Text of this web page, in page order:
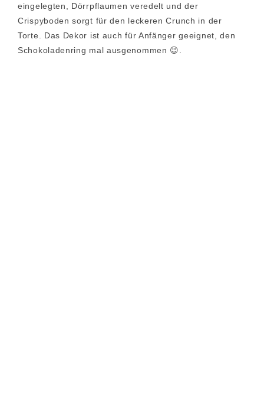
eingelegten, Dörrpflaumen veredelt und der
Crispyboden sorgt für den leckeren Crunch in der
Torte. Das Dekor ist auch für Anfänger geeignet, den
Schokoladenring mal ausgenommen 😉.